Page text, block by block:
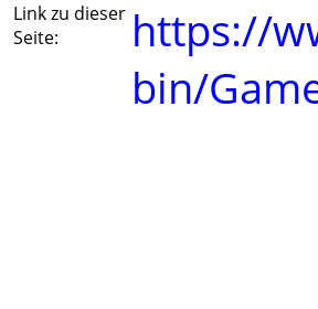
Link zu dieser
Seite:
https://
bin/